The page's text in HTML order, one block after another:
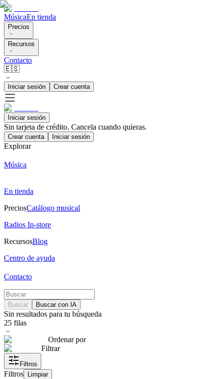
MúsicaEn tienda
Precios
Recursos
Contacto
🇪🇸
Iniciar sesión Crear cuenta
Iniciar sesión
Sin tarjeta de crédito. Cancela cuando quieras.
Crear cuenta Iniciar sesión
Explorar
Música
En tienda
PreciosCatálogo musical
Radios In-store
RecursosBlog
Centro de ayuda
Contacto
Buscar Buscar con IA
Sin resultados para tu búsqueda
25 filas
Ordenar por
Filtrar
Filtros
Filtros Limpiar